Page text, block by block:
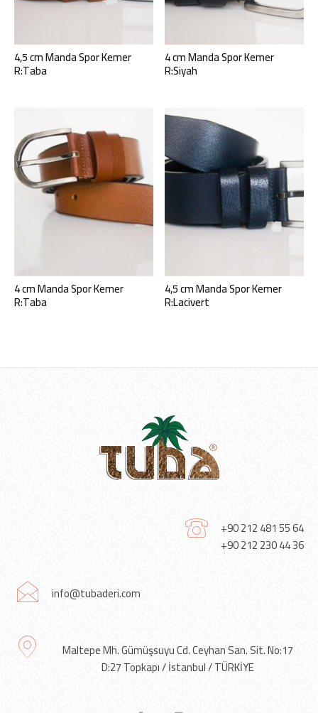
4,5 cm Manda Spor Kemer
R:Taba
4 cm Manda Spor Kemer
R:Siyah
4 cm Manda Spor Kemer
R:Taba
4,5 cm Manda Spor Kemer
R:Lacivert
+90 212 481 55 64
+90 212 230 44 36
info@tubaderi.com
Maltepe Mh. Gümüşsuyu Cd. Ceyhan San. Sit. No:17
D:27 Topkapı / İstanbul / TÜRKİYE